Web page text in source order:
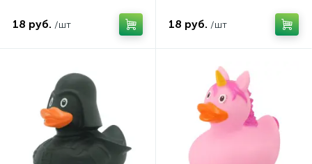
18 руб. /шт 18 руб. /шт